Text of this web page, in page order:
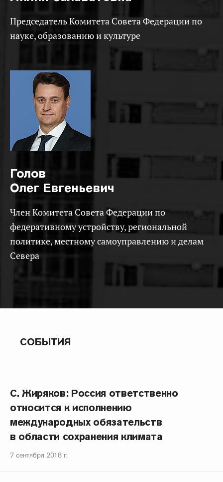
Председатель Комитета Совета Федерации по
науке, образованию и культуре
Голов
Олег Евгеньевич
Член Комитета Совета Федерации по
федеративному устройству, региональной
политике, местному самоуправлению и делам
Севера
СОБЫТИЯ
С. Жиряков: Россия ответственно
относится к исполнению
международных обязательств
в области сохранения климата
7 сентября 2018 г.